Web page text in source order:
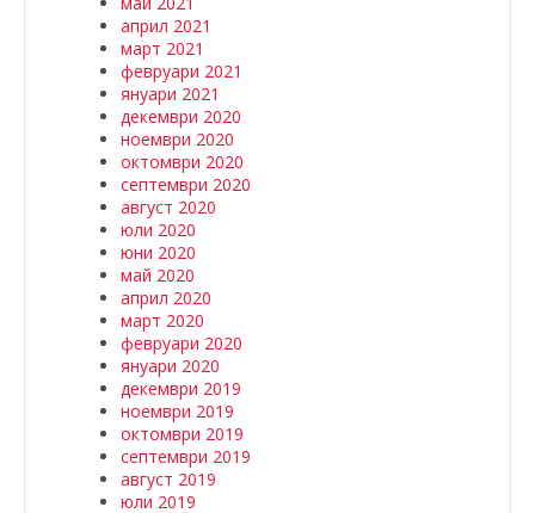
април 2021
март 2021
февруари 2021
януари 2021
декември 2020
ноември 2020
октомври 2020
септември 2020
август 2020
юли 2020
юни 2020
май 2020
април 2020
март 2020
февруари 2020
януари 2020
декември 2019
ноември 2019
октомври 2019
септември 2019
август 2019
юли 2019